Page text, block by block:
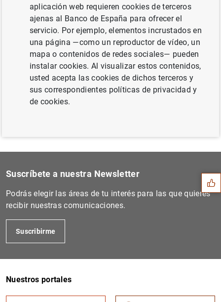
Anterior
Evolución monetaria de la z...
Siguiente
Estado financiero consolida...
Sugerencias
Suscríbete a nuestra Newsletter
Podrás elegir las áreas de tu interés para las que quieres
recibir nuestras comunicaciones.
Suscribirme
Nuestros portales
aplicación web requieren cookies de terceros
ajenas al Banco de España para ofrecer el
servicio. Por ejemplo, elementos incrustados en
una página —como un reproductor de vídeo, un
mapa o contenidos de redes sociales— pueden
instalar cookies. Al visualizar estos contenidos,
usted acepta las cookies de dichos terceros y
sus correspondientes políticas de privacidad y
de cookies.